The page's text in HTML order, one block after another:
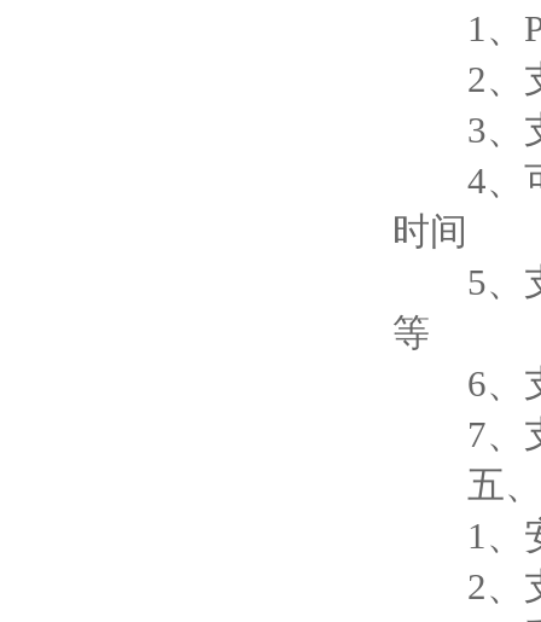
1、PC
2、支
3、支
4、可
时间
5、支
等
6、支
7、支
五、
1、安
2、支